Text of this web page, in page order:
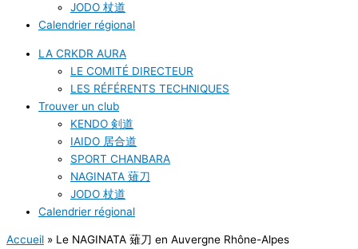
JODO 杖道
Calendrier régional
LA CRKDR AURA
LE COMITÉ DIRECTEUR
LES RÉFÉRENTS TECHNIQUES
Trouver un club
KENDO 剣道
IAIDO 居合道
SPORT CHANBARA
NAGINATA 薙刀
JODO 杖道
Calendrier régional
Accueil » Le NAGINATA 薙刀 en Auvergne Rhône-Alpes